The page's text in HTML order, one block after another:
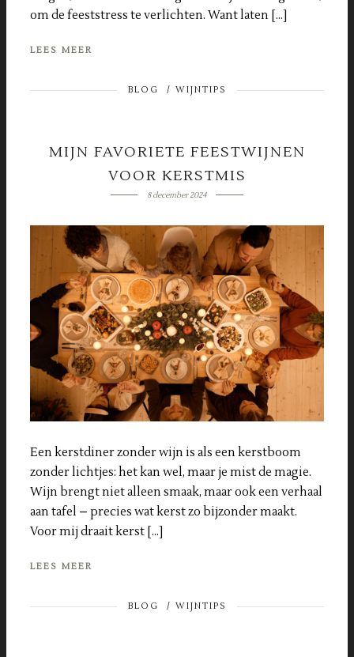
om de feeststress te verlichten. Want laten […]
LEES MEER
BLOG / WIJNTIPS
MIJN FAVORIETE FEESTWIJNEN
VOOR KERSTMIS
8 december 2024
Een kerstdiner zonder wijn is als een kerstboom
zonder lichtjes: het kan wel, maar je mist de magie.
Wijn brengt niet alleen smaak, maar ook een verhaal
aan tafel – precies wat kerst zo bijzonder maakt.
Voor mij draait kerst […]
LEES MEER
BLOG / WIJNTIPS